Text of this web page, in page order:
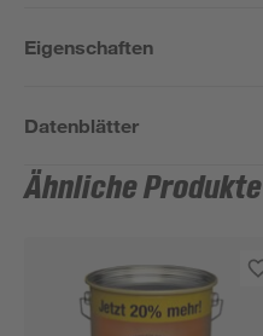
Eigenschaften
Datenblätter
Ähnliche Produkte